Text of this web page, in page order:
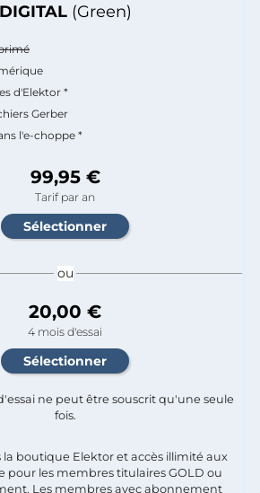
DIGITAL (Green)
d'Elektor *
Gerber
l'e-choppe *
99,95 €
Tarif par an
ou
20,00 €
4 mois d'essai
ne peut être souscrit qu'une seule
fois.​
la boutique Elektor et accès illimité aux
pour les membres titulaires GOLD ou
Les membres avec abonnement